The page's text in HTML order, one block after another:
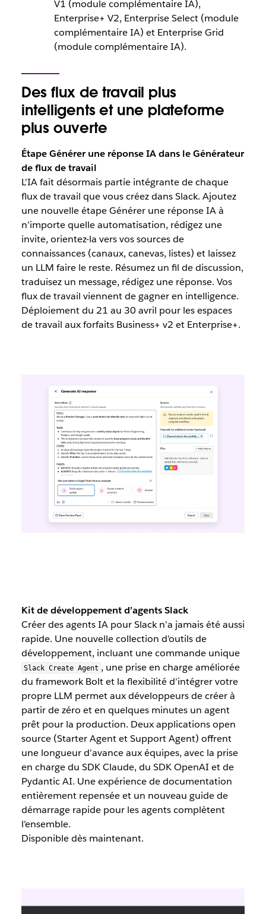
V1 (module complémentaire IA),
Enterprise+ V2, Enterprise Select (module
complémentaire IA) et Enterprise Grid
(module complémentaire IA).
Des flux de travail plus
intelligents et une plateforme
plus ouverte
Étape Générer une réponse IA dans le Générateur
de flux de travail
L’IA fait désormais partie intégrante de chaque
flux de travail que vous créez dans Slack. Ajoutez
une nouvelle étape Générer une réponse IA à
n’importe quelle automatisation, rédigez une
invite, orientez-la vers vos sources de
connaissances (canaux, canevas, listes) et laissez
un LLM faire le reste. Résumez un fil de discussion,
traduisez un message, rédigez une réponse. Vos
flux de travail viennent de gagner en intelligence.
Déploiement du 21 au 30 avril pour les espaces
de travail aux forfaits Business+ v2 et Enterprise+.
Kit de développement d’agents Slack
Créer des agents IA pour Slack n’a jamais été aussi
rapide. Une nouvelle collection d’outils de
développement, incluant une commande unique
Slack Create Agent , une prise en charge améliorée
du framework Bolt et la flexibilité d’intégrer votre
propre LLM permet aux développeurs de créer à
partir de zéro et en quelques minutes un agent
prêt pour la production. Deux applications open
source (Starter Agent et Support Agent) offrent
une longueur d’avance aux équipes, avec la prise
en charge du SDK Claude, du SDK OpenAI et de
Pydantic AI. Une expérience de documentation
entièrement repensée et un nouveau guide de
démarrage rapide pour les agents complètent
l’ensemble.
Disponible dès maintenant.